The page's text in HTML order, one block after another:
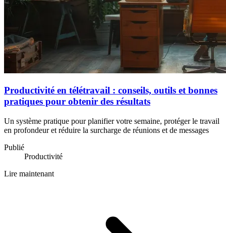
Productivité en télétravail : conseils, outils et bonnes
pratiques pour obtenir des résultats
Un système pratique pour planifier votre semaine, protéger le travail
en profondeur et réduire la surcharge de réunions et de messages
Publié
Productivité
Lire maintenant